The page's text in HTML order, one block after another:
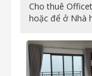
Cho thuê
hoặc để ở Nhà